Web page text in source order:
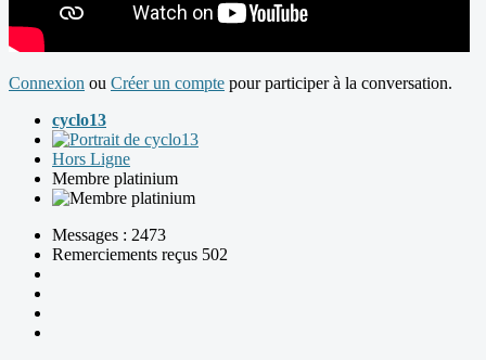
Connexion ou Créer un compte pour participer à la conversation.
cyclo13
Hors Ligne
Membre platinium
Messages : 2473
Remerciements reçus 502